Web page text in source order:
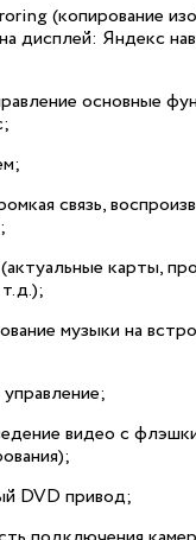
(копирование
дисплей: Яндекс
основные
связь,
(актуальные карты,
музыки на
видео с
DVD привод;